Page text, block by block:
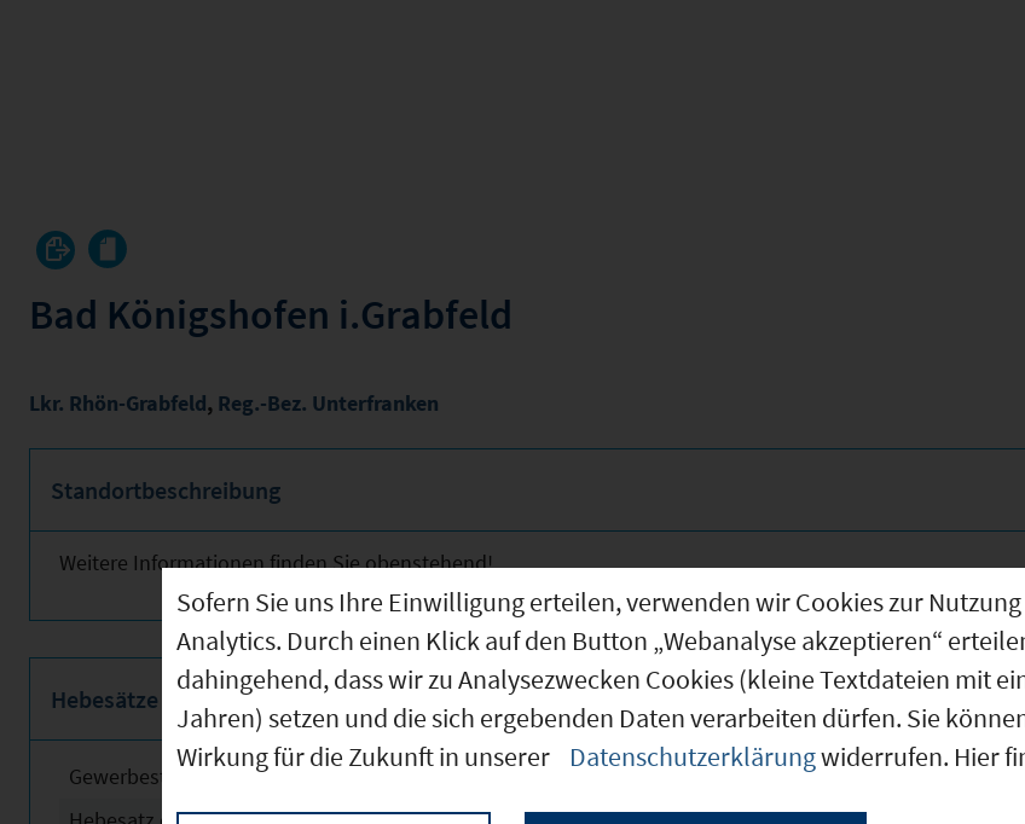
Bad Königshofen i.Grabfeld
Lkr. Rhön-Grabfeld, Reg.-Bez. Unterfranken
Standortbeschreibung
Weitere Informationen finden Sie obenstehend!
Hebesätze
Gewerbesteuerhebesatz
Sofern Sie uns Ihre Einwilligung erteilen, verwenden wir Cookies zur
Analytics. Durch einen Klick auf den Button „Webanalyse akzeptieren“
dahingehend, dass wir zu Analysezwecken Cookies (kleine Textdateien mit
Jahren) setzen und die sich ergebenden Daten verarbeiten dürfen. Sie
Wirkung für die Zukunft in unserer
Datenschutzerklärungwiderrufen. Hier